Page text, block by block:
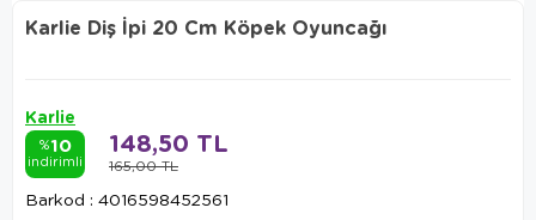
Karlie Diş İpi 20 Cm Köpek Oyuncağı
Karlie
%10
indirimli 165,00 TL
148,50 TL
Barkod : 4016598452561